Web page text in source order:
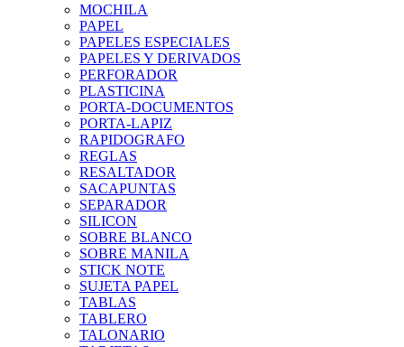
MOCHILA
PAPEL
PAPELES ESPECIALES
PAPELES Y DERIVADOS
PERFORADOR
PLASTICINA
PORTA-DOCUMENTOS
PORTA-LAPIZ
RAPIDOGRAFO
REGLAS
RESALTADOR
SACAPUNTAS
SEPARADOR
SILICON
SOBRE BLANCO
SOBRE MANILA
STICK NOTE
SUJETA PAPEL
TABLAS
TABLERO
TALONARIO